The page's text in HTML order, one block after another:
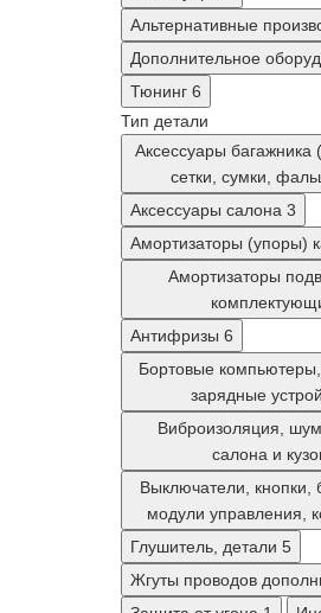
Альтернативные
Дополнительное
Тюнинг 6
Тип детали
Аксессуары багажника
сетки, сумки,
Аксессуары салона 3
Амортизаторы (упоры)
Амортизаторы
Антифризы 6
Бортовые компьютеры,
зарядные
Виброизоляция,
салона и
Выключатели, кнопки,
модули управления,
Глушитель, детали 5
Жгуты проводов